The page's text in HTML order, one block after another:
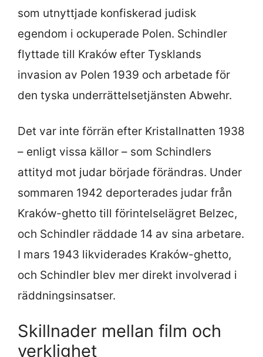
som utnyttjade konfiskerad judisk
egendom i ockuperade Polen. Schindler
flyttade till Kraków efter Tysklands
invasion av Polen 1939 och arbetade för
den tyska underrättelsetjänsten Abwehr.
Det var inte förrän efter Kristallnatten 1938
– enligt vissa källor – som Schindlers
attityd mot judar började förändras. Under
sommaren 1942 deporterades judar från
Kraków-ghetto till förintelselägret Belzec,
och Schindler räddade 14 av sina arbetare.
I mars 1943 likviderades Kraków-ghetto,
och Schindler blev mer direkt involverad i
räddningsinsatser.
Skillnader mellan film och
verklighet